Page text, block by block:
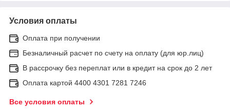
Условия оплаты
Оплата при получении
Безналичный расчет по счету на оплату (для юр.лиц)
В рассрочку без переплат или в кредит на срок до 2 лет
Оплата картой 4400 4301 7281 7246
Все условия оплаты